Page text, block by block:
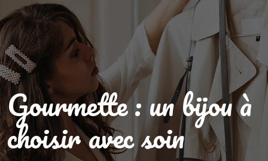
Gourmette : un bijou à
choisir avec soin